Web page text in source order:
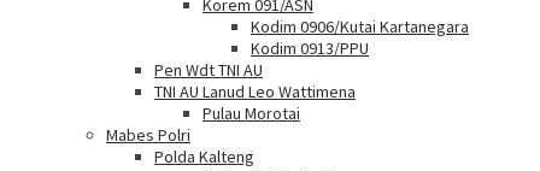
Korem 091/ASN
Kodim 0906/Kutai Kartanegara
Kodim 0913/PPU
Pen Wdt TNI AU
TNI AU Lanud Leo Wattimena
Pulau Morotai
Mabes Polri
Polda Kalteng